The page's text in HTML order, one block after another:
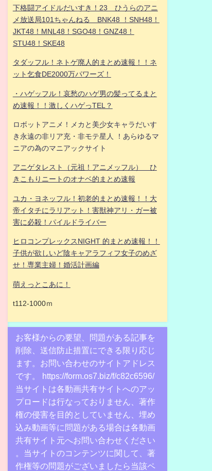
下格闘アイドルだいすき！23 ひうらのアニ
メ放送局101ちゃんねる BNK48 ！SNH48！
JKT48！MNL48！SGO48！GNZ48！
STU48！SKE48
タダッフル！ネトゲ廃人的まとめ速報！！ネ
ット乞食DE2000万パワーズ！
・ハゲッフル！哀愁のハゲ男の髪ってるまと
め速報！！激しくハゲっTEL？
ロボットアニメ！メカと美少女キャラだいす
き永遠の非リア充・非モテ星人 ！あらゆるマ
ニアの為のマニアックサイト
アニゲタレスト（元祖！アニメッフル） ひ
きこもりニートのオナベ的まとめ速報
ユカ・ヨネッフル！初老的まとめ速報！！大
帝イタチにラリアット！害獣神アリ・ガー被
害に必殺！パイルドライバー
ヒロコンプレックスNIGHT 的まとめ速報！！
子供が欲しいど陰キャアラフィフ女子のめざ
せ！専業主婦！婚活計画編
萌えっとこあに！
t112-1000ｍ
お客様からの要望、問題がある記事を
削除、送信防止措置にできる限り応じ
ます。お問い合わせのサイトアドレス
です。 https://form.os7.biz/f/c82c6596/
当サイトは各動画共有サイトへのアッ
プロードは行なっておりません、著作
権の侵害を目的としていません、埋め
込み動画等に問題がある場合は各動画
共有サイト元へお問い合わせください
。当サイトのコンテンツに関して、著
作権等の問題がございましたら当該ペ